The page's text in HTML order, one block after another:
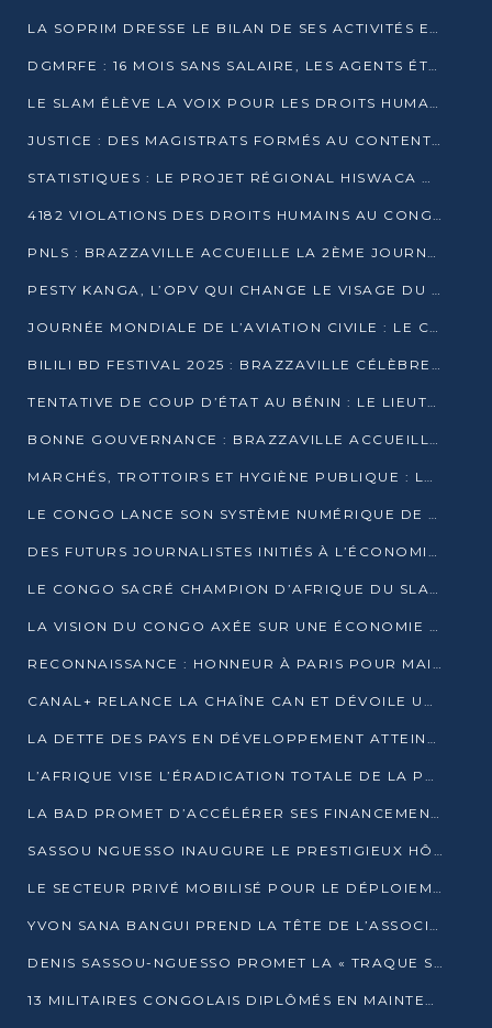
LA SOPRIM DRESSE LE BILAN DE SES ACTIVITÉS ET FIXE DE NOUVELLES PRIORITÉS
DGMRFE : 16 MOIS SANS SALAIRE, LES AGENTS ÉTOUFFENT DANS LE SILENCE
LE SLAM ÉLÈVE LA VOIX POUR LES DROITS HUMAINS À BRAZZAVILLE
JUSTICE : DES MAGISTRATS FORMÉS AU CONTENTIEUX DE LA PROPRIÉTÉ INTELLECTUELLE
STATISTIQUES : LE PROJET RÉGIONAL HISWACA OFFICIELLEMENT LANCÉ AU CONGO
4182 VIOLATIONS DES DROITS HUMAINS AU CONGO EN 2025 SELON LE CAD
PNLS : BRAZZAVILLE ACCUEILLE LA 2ÈME JOURNÉE SCIENTIFIQUE SUR LE VIH/SIDA
PESTY KANGA, L’OPV QUI CHANGE LE VISAGE DU REPORTAGE AU CONGO
JOURNÉE MONDIALE DE L’AVIATION CIVILE : LE CONGO MISE SUR L’INNOVATION ET LA SÉCURITÉ
BILILI BD FESTIVAL 2025 : BRAZZAVILLE CÉLÈBRE DIX ANS DE CRÉATION GRAPHIQUE AFRICAINE
TENTATIVE DE COUP D’ÉTAT AU BÉNIN : LE LIEUTENANT-COLONEL TIGRI S’AUTOPROCLAME CHEF D’UN COMITÉ MILITAIRE
BONNE GOUVERNANCE : BRAZZAVILLE ACCUEILLE LES PREMIÈRES JOURNÉES CONGOLAISES DE L’ÉVALUATION
MARCHÉS, TROTTOIRS ET HYGIÈNE PUBLIQUE : LE GOUVERNEMENT DURCIT LE TON
LE CONGO LANCE SON SYSTÈME NUMÉRIQUE DE VÉRIFICATION DU BOIS
DES FUTURS JOURNALISTES INITIÉS À L’ÉCONOMIE BLEUE DURABLE
LE CONGO SACRÉ CHAMPION D’AFRIQUE DU SLAM 2025
LA VISION DU CONGO AXÉE SUR UNE ÉCONOMIE BAS CARBONE AU RENDEZ-VOUS DE MONACO 2025
RECONNAISSANCE : HONNEUR À PARIS POUR MAIXENT RAOUL OMINGA
CANAL+ RELANCE LA CHAÎNE CAN ET DÉVOILE UNE OFFRE EXCEPTIONNELLE POUR DÉCEMBRE
LA DETTE DES PAYS EN DÉVELOPPEMENT ATTEINT UN SOMMET HISTORIQUE ENTRE 2022 ET 2024
L’AFRIQUE VISE L’ÉRADICATION TOTALE DE LA POLIOMYÉLITE D’ICI 2026
LA BAD PROMET D’ACCÉLÉRER SES FINANCEMENTS AVEC LE MINISTÈRE DE L’ASSAINISSEMENT
SASSOU NGUESSO INAUGURE LE PRESTIGIEUX HÔTEL KEMPINSKI BRAZZAVILLE
LE SECTEUR PRIVÉ MOBILISÉ POUR LE DÉPLOIEMENT DE 19 MINI-CENTRALES SOLAIRES
YVON SANA BANGUI PREND LA TÊTE DE L’ASSOCIATION DES BANQUES CENTRALES AFRICAINES
DENIS SASSOU-NGUESSO PROMET LA « TRAQUE SANS RELÂCHE » DU GRAND BANDITISME
13 MILITAIRES CONGOLAIS DIPLÔMÉS EN MAINTENANCE INDUSTRIELLE APRÈS TROIS ANS DE FORMATION À L’UNIVERSITÉ MARIEN-NGOUABI